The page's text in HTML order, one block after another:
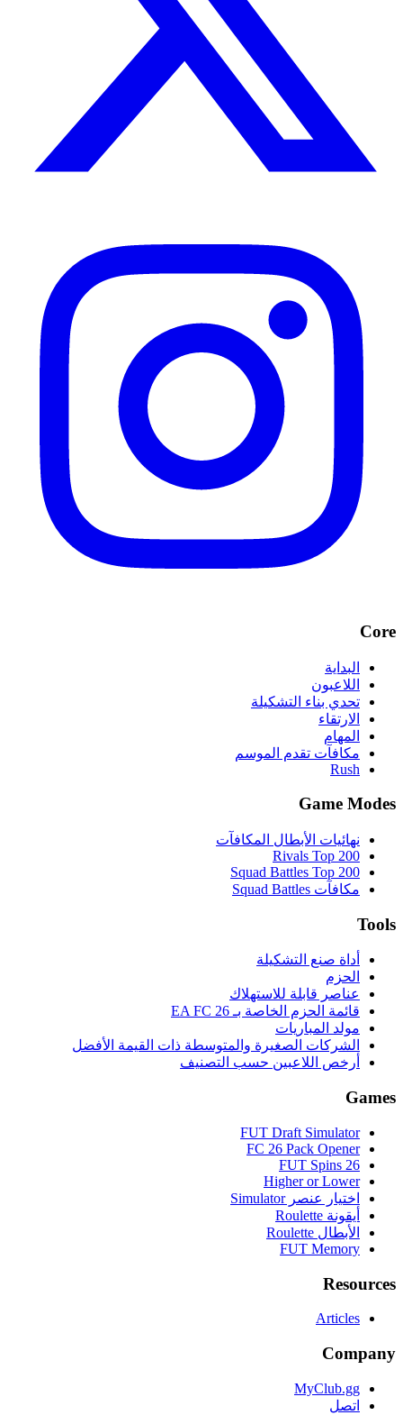
Core
البداية
اللاعبون
تحدي بناء التشكيلة
الارتقاء
المهام
مكافآت تقدم الموسم
Rush
Game Modes
نهائيات الأبطال المكافآت
Rivals Top 200
Squad Battles Top 200
مكافآت Squad Battles
Tools
أداة صنع التشكيلة
الحزم
عناصر قابلة للاستهلاك
قائمة الحزم الخاصة بـ EA FC 26
مولد المباريات
الشركات الصغيرة والمتوسطة ذات القيمة الأفضل
أرخص اللاعبين حسب التصنيف
Games
FUT Draft Simulator
FC 26 Pack Opener
FUT Spins 26
Higher or Lower
اختيار عنصر Simulator
أيقونة Roulette
الأبطال Roulette
FUT Memory
Resources
Articles
Company
MyClub.gg
اتصل